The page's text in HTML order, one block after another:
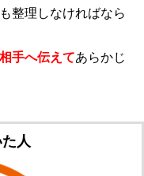
整理しなければなら
手へ伝えてあらかじ
人